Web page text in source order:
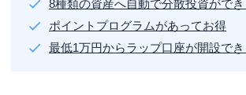
8種類の資産へ自動で分散投資ができ
ポイントプログラムがあってお得
最低1万円からラップ口座が開設でき